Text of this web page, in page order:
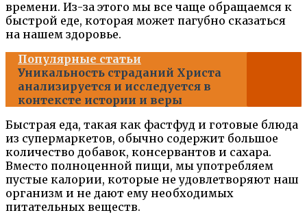
времени. Из-за этого мы все чаще обращаемся к
быстрой еде, которая может пагубно сказаться
на нашем здоровье.
Популярные статьи
Уникальность страданий Христа
анализируется и исследуется в
контексте истории и веры
Быстрая еда, такая как фастфуд и готовые блюда
из супермаркетов, обычно содержит большое
количество добавок, консервантов и сахара.
Вместо полноценной пищи, мы употребляем
пустые калории, которые не удовлетворяют наш
организм и не дают ему необходимых
питательных веществ.